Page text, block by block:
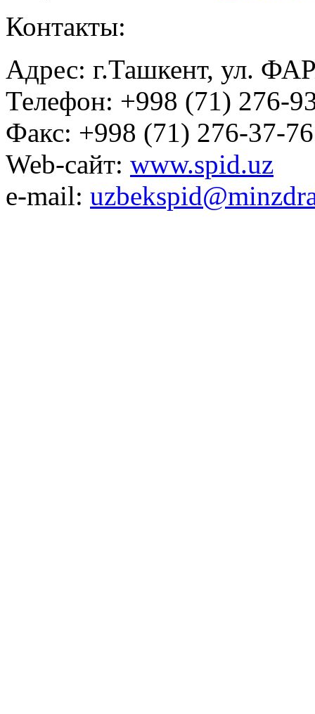
Контакты:
Адрес: г.Ташкент, ул.
Телефон: +998 (71) 276-
Факс: +998 (71) 276-37-76
Web-сайт: www.spid.uz
e-mail: